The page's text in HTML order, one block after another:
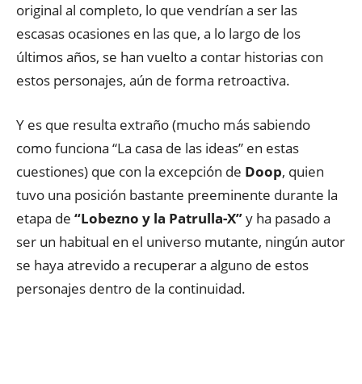
original al completo, lo que vendrían a ser las
escasas ocasiones en las que, a lo largo de los
últimos años, se han vuelto a contar historias con
estos personajes, aún de forma retroactiva.
Y es que resulta extraño (mucho más sabiendo
como funciona “La casa de las ideas” en estas
cuestiones) que con la excepción de Doop, quien
tuvo una posición bastante preeminente durante la
etapa de “Lobezno y la Patrulla-X”y ha pasado a
ser un habitual en el universo mutante, ningún autor
se haya atrevido a recuperar a alguno de estos
personajes dentro de la continuidad.